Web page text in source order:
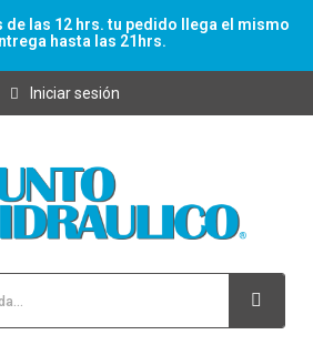
de las 12 hrs. tu pedido llega el mismo
hasta las 21hrs.
Iniciar sesión